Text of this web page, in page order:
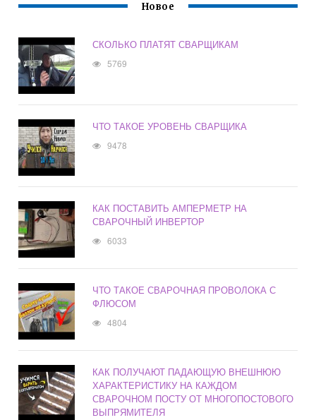
Новое
СКОЛЬКО ПЛАТЯТ СВАРЩИКАМ
5769
ЧТО ТАКОЕ УРОВЕНЬ СВАРЩИКА
9478
КАК ПОСТАВИТЬ АМПЕРМЕТР НА
СВАРОЧНЫЙ ИНВЕРТОР
6033
ЧТО ТАКОЕ СВАРОЧНАЯ ПРОВОЛОКА С
ФЛЮСОМ
4804
КАК ПОЛУЧАЮТ ПАДАЮЩУЮ ВНЕШНЮЮ
ХАРАКТЕРИСТИКУ НА КАЖДОМ
СВАРОЧНОМ ПОСТУ ОТ МНОГОПОСТОВОГО
ВЫПРЯМИТЕЛЯ